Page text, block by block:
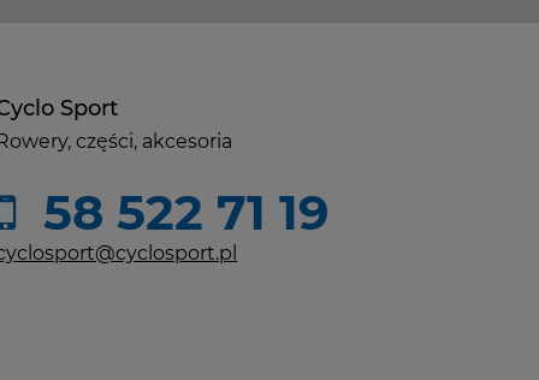
Sport
części, akcesoria
58 522 71 19